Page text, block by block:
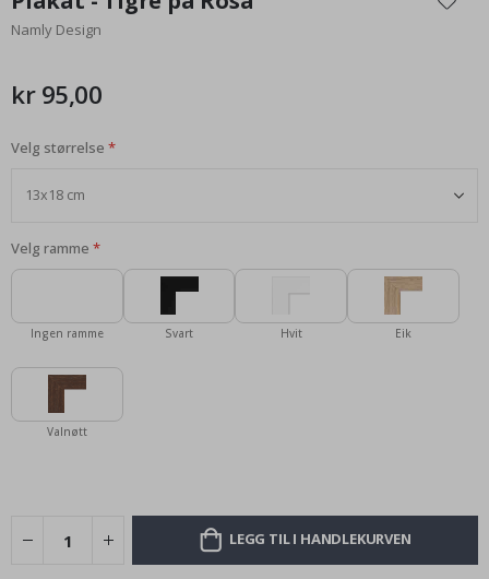
begynnelsen
av
Namly Design
kr 95,00
Velg størrelse
Velg ramme
Ingen ramme Svart Hvit Eik
Valnøtt
LEGG TIL I HANDLEKURVEN